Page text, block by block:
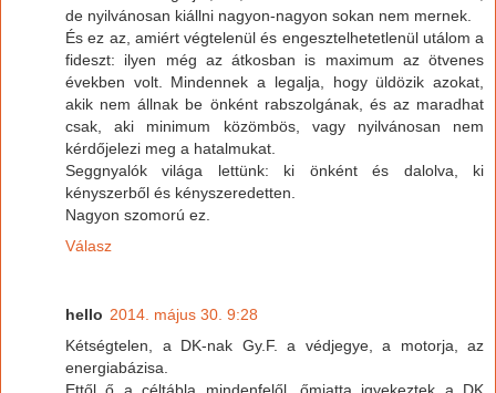
de nyilvánosan kiállni nagyon-nagyon sokan nem mernek.
És ez az, amiért végtelenül és engesztelhetetlenül utálom a
fideszt: ilyen még az átkosban is maximum az ötvenes
években volt. Mindennek a legalja, hogy üldözik azokat,
akik nem állnak be önként rabszolgának, és az maradhat
csak, aki minimum közömbös, vagy nyilvánosan nem
kérdőjelezi meg a hatalmukat.
Seggnyalók világa lettünk: ki önként és dalolva, ki
kényszerből és kényszeredetten.
Nagyon szomorú ez.
Válasz
hello 2014. május 30. 9:28
Kétségtelen, a DK-nak Gy.F. a védjegye, a motorja, az
energiabázisa.